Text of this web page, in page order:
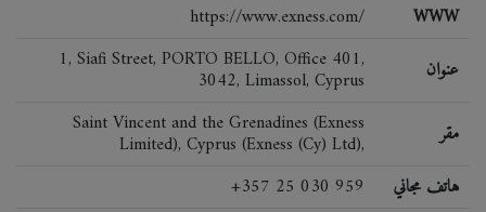
https://www.exness.com/
WWW
1, Siafi Street, PORTO BELLO, Office 401,
3042, Limassol, Cyprus
عنوان
Saint Vincent and the Grenadines (Exness
Limited), Cyprus (Exness (Cy) Ltd),
مقر
+357 25 030 959
هاتف مجاني